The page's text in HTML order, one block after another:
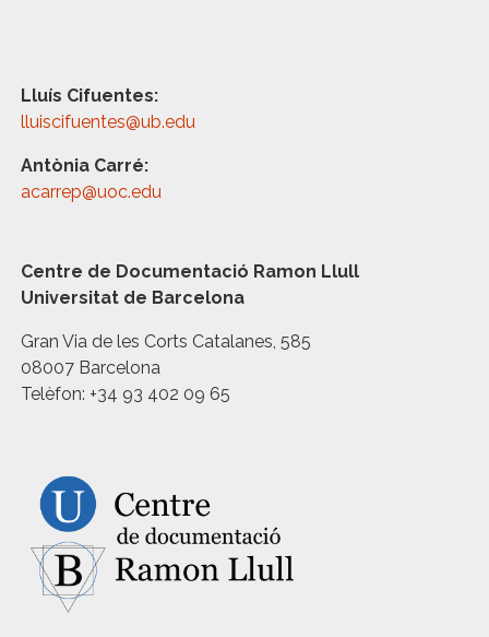
Lluís Cifuentes:
lluiscifuentes@ub.edu
Antònia Carré:
acarrep@uoc.edu
Centre de Documentació Ramon Llull
Universitat de Barcelona
Gran Via de les Corts Catalanes, 585
08007 Barcelona
Telèfon: +34 93 402 09 65